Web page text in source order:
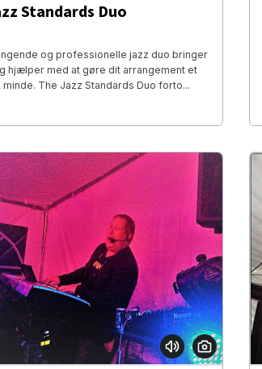
Standards Duo
og professionelle jazz duo bringer
hjælper med at gøre dit arrangement et
The Jazz Standards Duo forto...